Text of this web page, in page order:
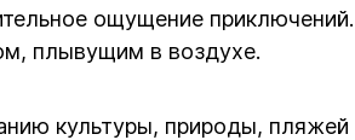
ощущение
плывущим в воздухе.
культуры, природы,